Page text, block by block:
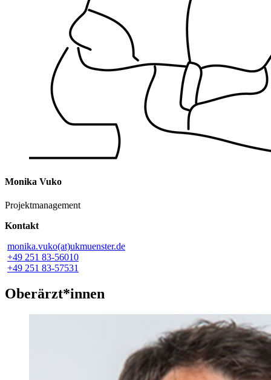
Monika Vuko
Projektmanagement
Kontakt
monika.vuko(at)ukmuenster.de
+49 251 83-56010
+49 251 83-57531
Oberärzt*innen